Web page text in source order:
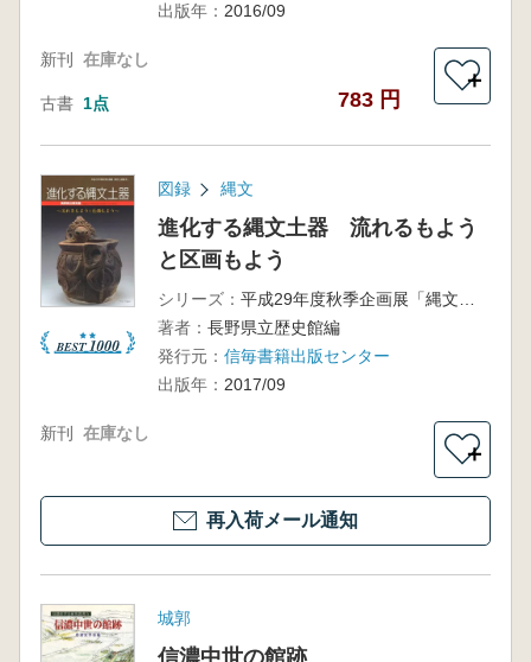
出版年： 2016/09
新刊 在庫なし
古書 1点 783 円
＋
図録 縄文
進化する縄文土器 流れるもよう
と区画もよう
シリーズ：
著者： 長野県立歴史館編
発行元： 信毎書籍出版センター
出版年： 2017/09
新刊 在庫なし
＋
再入荷メール通知
城郭
信濃中世の館跡